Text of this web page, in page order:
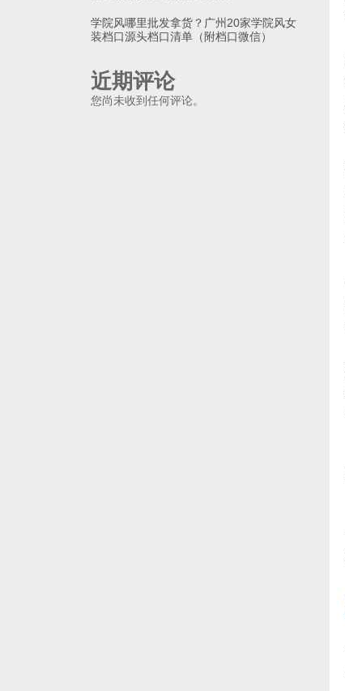
学院风哪里批发拿货？广州20家学院风女
装档口源头档口清单（附档口微信）
近期评论
您尚未收到任何评论。